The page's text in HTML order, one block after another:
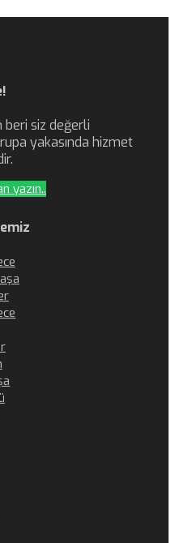
beri siz değerli
yakasında hizmet
yazın..